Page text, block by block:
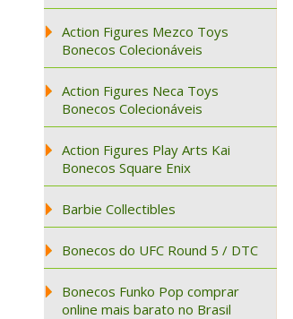
Action Figures Mezco Toys
Bonecos Colecionáveis
Action Figures Neca Toys
Bonecos Colecionáveis
Action Figures Play Arts Kai
Bonecos Square Enix
Barbie Collectibles
Bonecos do UFC Round 5 / DTC
Bonecos Funko Pop comprar
online mais barato no Brasil